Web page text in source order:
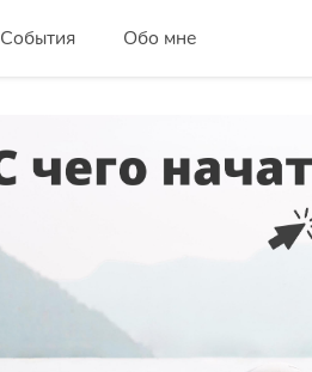
События Обо мне